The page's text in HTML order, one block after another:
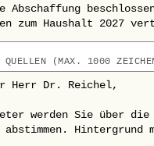
QUELLEN (MAX. 1000